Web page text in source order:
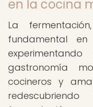
en la cocina
La
fundamental
gastronomía
cocineros y